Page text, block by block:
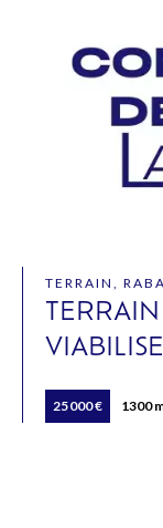
TERRAIN,
VIABILISE
25 000 € 1300